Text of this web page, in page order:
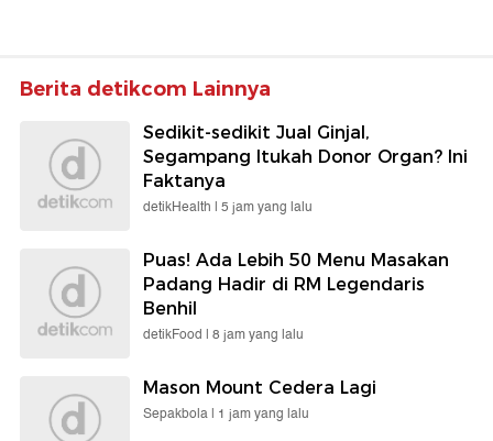
Berita detikcom Lainnya
Sedikit-sedikit Jual Ginjal,
Segampang Itukah Donor Organ? Ini
Faktanya
detikHealth | 5 jam yang lalu
Puas! Ada Lebih 50 Menu Masakan
Padang Hadir di RM Legendaris
Benhil
detikFood | 8 jam yang lalu
Mason Mount Cedera Lagi
Sepakbola | 1 jam yang lalu